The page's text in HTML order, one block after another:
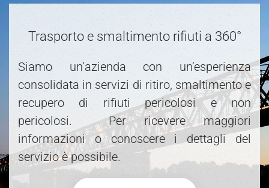
Trasporto e smaltimento rifiuti a 360°
Siamo un’azienda con un’esperienza
consolidata in servizi di ritiro, smaltimento e
recupero di rifiuti pericolosi e non
pericolosi. Per ricevere maggiori
informazioni o conoscere i dettagli del
servizio è possibile.